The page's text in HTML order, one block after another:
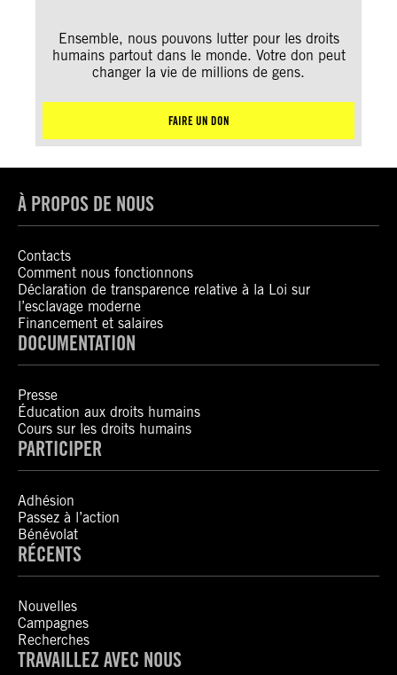
Ensemble, nous pouvons lutter pour les droits
humains partout dans le monde. Votre don peut
changer la vie de millions de gens.
FAIRE UN DON
À PROPOS DE NOUS
Contacts
Comment nous fonctionnons
Déclaration de transparence relative à la Loi sur
l’esclavage moderne
Financement et salaires
DOCUMENTATION
Presse
Éducation aux droits humains
Cours sur les droits humains
PARTICIPER
Adhésion
Passez à l’action
Bénévolat
RÉCENTS
Nouvelles
Campagnes
Recherches
TRAVAILLEZ AVEC NOUS